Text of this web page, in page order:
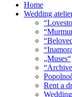
Home
Wedding
„Muses“
Rent a